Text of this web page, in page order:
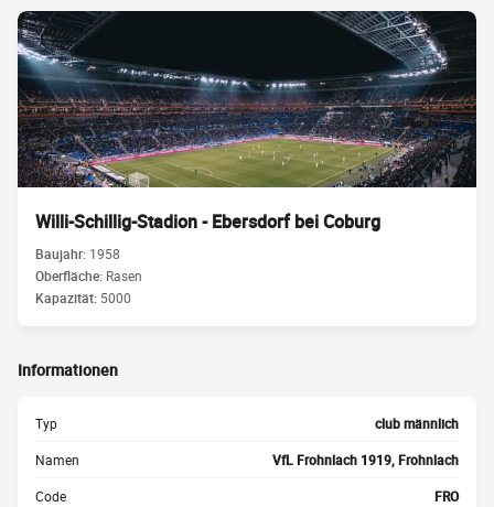
Willi-Schillig-Stadion - Ebersdorf bei Coburg
Baujahr: 1958
Oberfläche: Rasen
Kapazität: 5000
Informationen
Typ club männlich
Namen VfL Frohnlach 1919, Frohnlach
Code FRO